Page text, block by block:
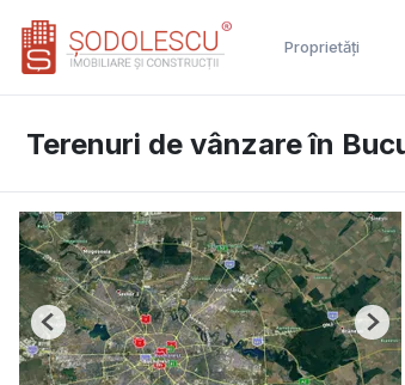
Proprietăți
Terenuri de vânzare în
Previous Next